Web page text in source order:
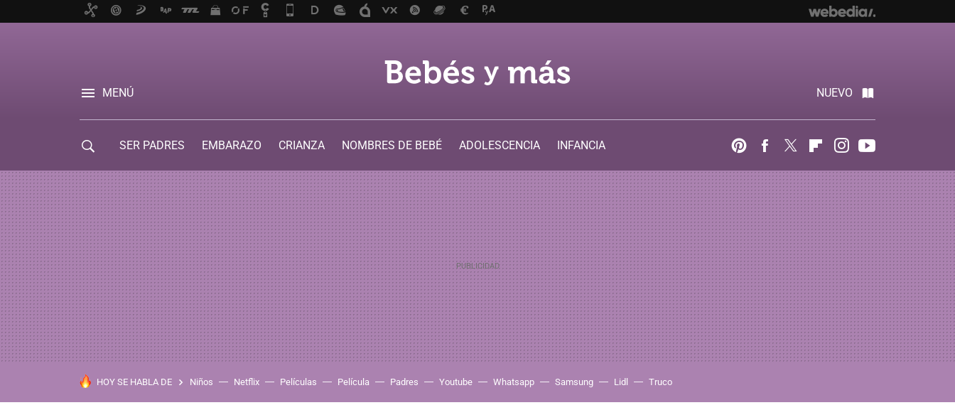
MENÚ NUEVO
SER PADRES EMBARAZO CRIANZA NOMBRES DE BEBÉ ADOLESCENCIA
INFANCIA
PinterestFacebook
Twitter FlipboardInstagram
HOY SE HABLA DE Niños Netflix Películas Película Padres Youtube Whatsapp Samsung Lidl Truco